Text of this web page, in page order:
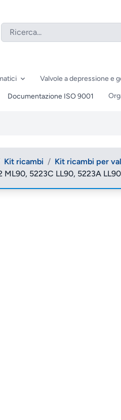
Valvole a depressione e
Documentazione ISO 9001
Kit ricambi / Kit ricambi per
ML90, 5223C LL90, 5223A